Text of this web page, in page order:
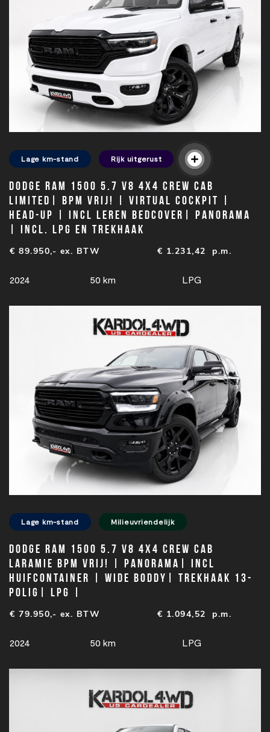
Lage km-stand Rijk uitgerust
Dodge Ram 1500 5.7 V8 4x4 Crew Cab
Limited| BPM VRIJ! | Virtual cockpit |
Head-up | Incl leren bedcover| Panorama
| Incl. LPG en Trekhaak
€ 89.950,- ex. BTW € 1.231,42 p.m.
2024 50 km LPG
Lage km-stand Milieuvriendelijk
Dodge Ram 1500 5.7 V8 4x4 Crew Cab
Laramie BPM VRIJ! | Panorama| Incl
Huifcontainer | Wide boddy| Trekhaak 13-
polig| LPG |
€ 79.950,- ex. BTW € 1.094,52 p.m.
2024 50 km LPG